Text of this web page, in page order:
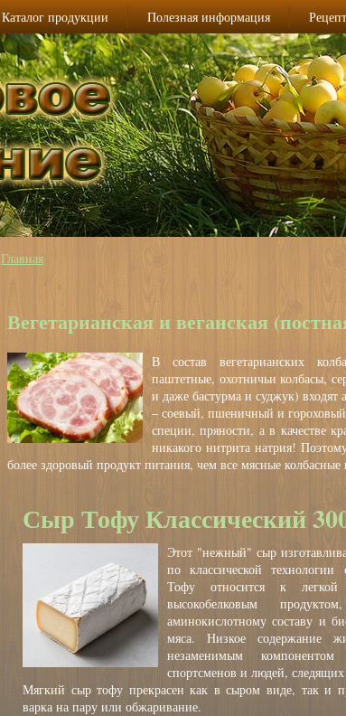
Каталог продукции Полезная информация
Вы здесь
Главная
Вегетарианская и веганская
В состав вегетарианских
паштетные, охотничьи колбасы,
и даже бастурма и суджук) входят
– соевый, пшеничный и
специи, пряности, а в качестве
никакого нитрита натрия!
более здоровый продукт питания, чем все мясные колбасные
Сыр Тофу Классический
Этот "нежный" сыр
по классической
Тофу относится к
высокобелковым
аминокислотному составу и
мяса. Низкое содержание
незаменимым
спортсменов и людей,
Мягкий сыр тофу прекрасен как в сыром виде, так и
варка на пару или обжаривание.